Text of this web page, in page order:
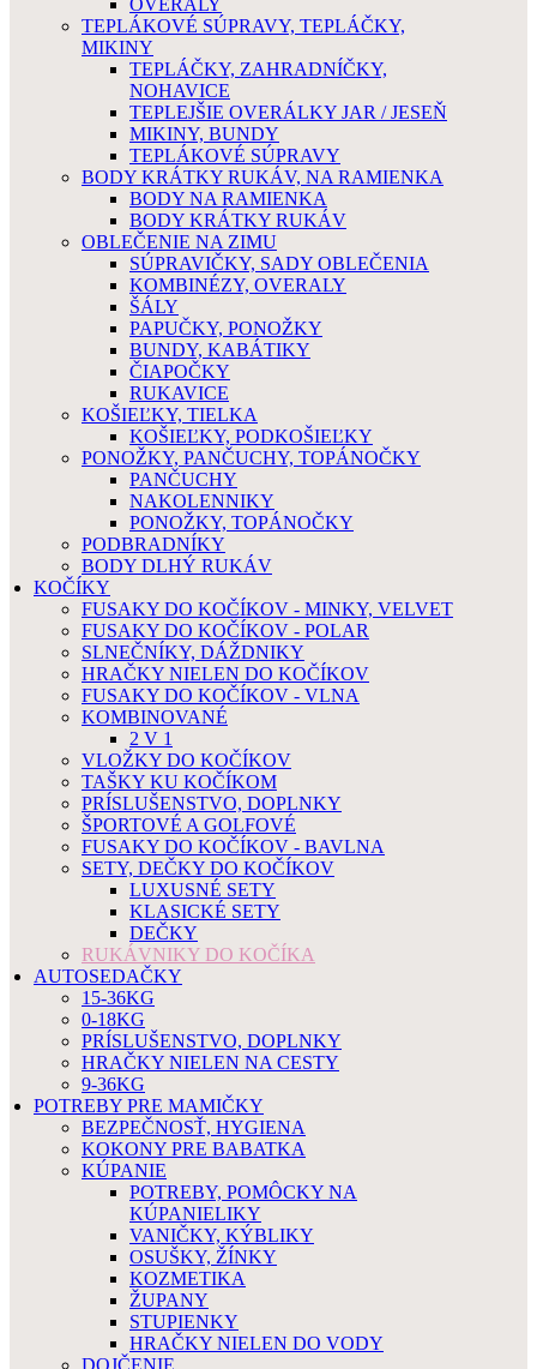
OVERÁLY
TEPLÁKOVÉ SÚPRAVY, TEPLÁČKY,
MIKINY
TEPLÁČKY, ZAHRADNÍČKY,
NOHAVICE
TEPLEJŠIE OVERÁLKY JAR / JESEŇ
MIKINY, BUNDY
TEPLÁKOVÉ SÚPRAVY
BODY KRÁTKY RUKÁV, NA RAMIENKA
BODY NA RAMIENKA
BODY KRÁTKY RUKÁV
OBLEČENIE NA ZIMU
SÚPRAVIČKY, SADY OBLEČENIA
KOMBINÉZY, OVERALY
ŠÁLY
PAPUČKY, PONOŽKY
BUNDY, KABÁTIKY
ČIAPOČKY
RUKAVICE
KOŠIEĽKY, TIELKA
KOŠIEĽKY, PODKOŠIEĽKY
PONOŽKY, PANČUCHY, TOPÁNOČKY
PANČUCHY
NAKOLENNIKY
PONOŽKY, TOPÁNOČKY
PODBRADNÍKY
BODY DLHÝ RUKÁV
KOČÍKY
FUSAKY DO KOČÍKOV - MINKY, VELVET
FUSAKY DO KOČÍKOV - POLAR
SLNEČNÍKY, DÁŽDNIKY
HRAČKY NIELEN DO KOČÍKOV
FUSAKY DO KOČÍKOV - VLNA
KOMBINOVANÉ
2 V 1
VLOŽKY DO KOČÍKOV
TAŠKY KU KOČÍKOM
PRÍSLUŠENSTVO, DOPLNKY
ŠPORTOVÉ A GOLFOVÉ
FUSAKY DO KOČÍKOV - BAVLNA
SETY, DEČKY DO KOČÍKOV
LUXUSNÉ SETY
KLASICKÉ SETY
DEČKY
RUKÁVNIKY DO KOČÍKA
AUTOSEDAČKY
15-36KG
0-18KG
PRÍSLUŠENSTVO, DOPLNKY
HRAČKY NIELEN NA CESTY
9-36KG
POTREBY PRE MAMIČKY
BEZPEČNOSŤ, HYGIENA
KOKONY PRE BABATKA
KÚPANIE
POTREBY, POMÔCKY NA
KÚPANIELIKY
VANIČKY, KÝBLIKY
OSUŠKY, ŽÍNKY
KOZMETIKA
ŽUPANY
STUPIENKY
HRAČKY NIELEN DO VODY